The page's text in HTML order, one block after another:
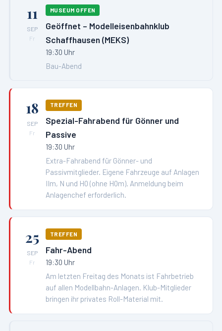
11
SEP
Fr
MUSEUM OFFEN
Geöffnet – Modelleisenbahnklub
Schaffhausen (MEKS)
19:30 Uhr
Bau-Abend
18
SEP
Fr
TREFFEN
Spezial-Fahrabend für Gönner und
Passive
19:30 Uhr
Extra-Fahrabend für Gönner- und
Passivmitglieder. Eigene Fahrzeuge auf Anlagen
IIm, N und H0 (ohne H0m). Anmeldung beim
Anlagenchef erforderlich.
25
SEP
Fr
TREFFEN
Fahr-Abend
19:30 Uhr
Am letzten Freitag des Monats ist Fahrbetrieb
auf allen Modellbahn-Anlagen. Klub-Mitglieder
bringen ihr privates Roll-Material mit.